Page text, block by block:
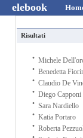
elebook
Risultati
· Michele
· Benedetta
· Claudio De
· Diego Capponi
· Sara Nardiello
· Katia Portaro
· Roberta